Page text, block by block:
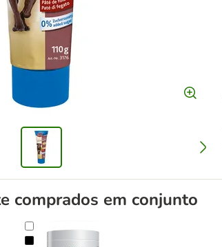
comprados em conjunto
cãesVet's Best Senior Daily Chews Salmão